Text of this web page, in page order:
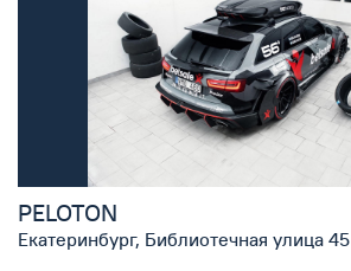
PELOTON
Екатеринбург, Библиотечная улица 45